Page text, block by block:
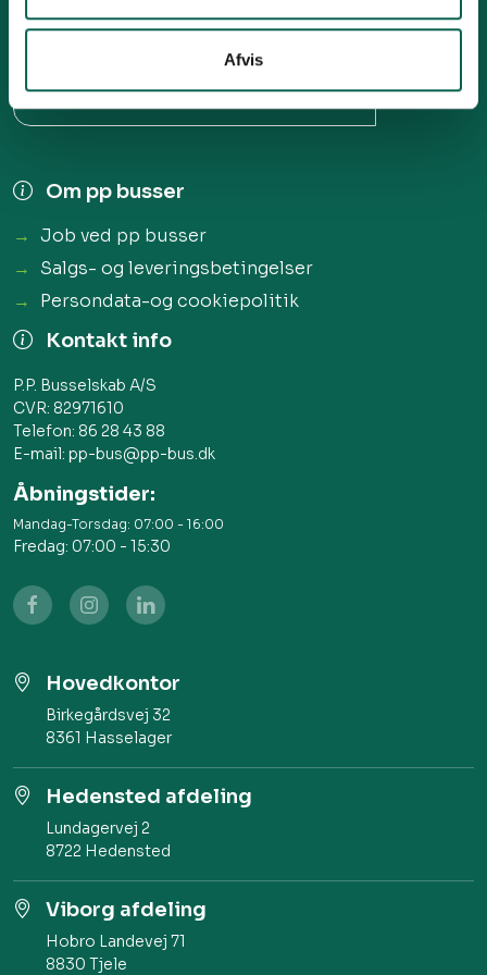
Afvis
Hovedkontor
Birkegårdsvej 32, 8361 Hasselager​
Om pp busser
Job ved pp busser
Salgs- og leveringsbetingelser
Persondata-og cookiepolitik
Kontakt info
P.P. Busselskab A/S
CVR: 82971610​
Telefon: 86 28 43 88
E-mail: pp-bus@pp-bus.dk
Åbningstider:
Mandag-Torsdag: 07:00 - 16:00
Fredag: 07:00 - 15:30
Hovedkontor
Birkegårdsvej 32​
8361 Hasselager
Hedensted afdeling
Lundagervej 2 ​
8722 Hedensted
Viborg afdeling
Hobro Landevej 71​
8830 Tjele